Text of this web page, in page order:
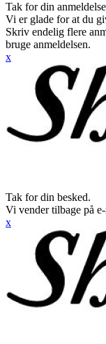
Tak for din anmeldelse
Vi er glade for at du
Skriv endelig flere
bruge anmeldelsen.
x
Tak for din besked.
Vi vender tilbage på
x